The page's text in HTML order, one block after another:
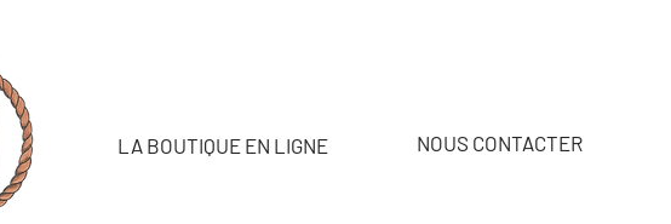
LA BOUTIQUE EN LIGNE NOUS CONTACTER